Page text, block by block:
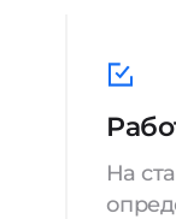
На